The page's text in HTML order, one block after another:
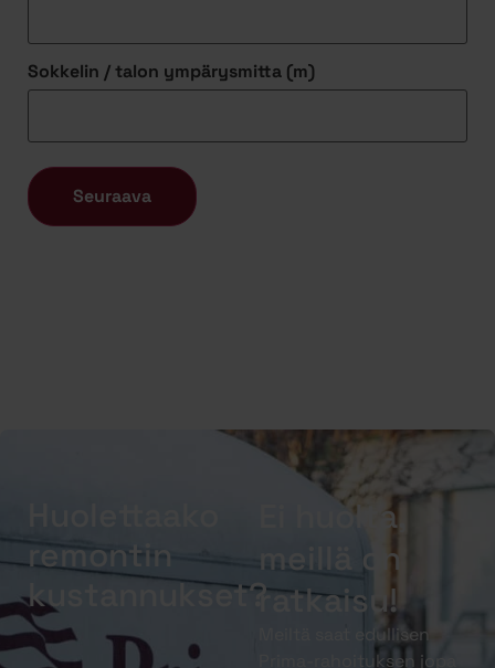
Sokkelin / talon ympärysmitta (m)
remontin
kustannukset?
Ei huolta,
meillä on
ratkaisu!
Meiltä saat edullisen
Prima-rahoituksen jopa